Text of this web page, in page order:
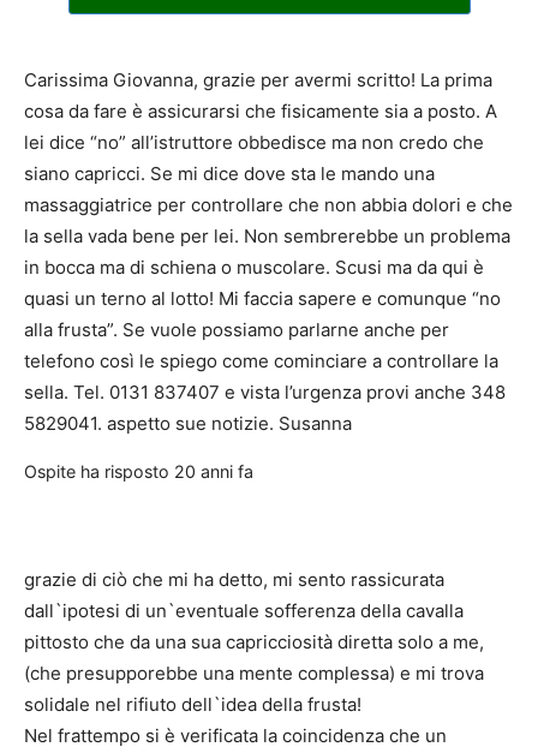
Carissima Giovanna, grazie per avermi scritto! La prima
cosa da fare è assicurarsi che fisicamente sia a posto. A
lei dice “no” all’istruttore obbedisce ma non credo che
siano capricci. Se mi dice dove sta le mando una
massaggiatrice per controllare che non abbia dolori e che
la sella vada bene per lei. Non sembrerebbe un problema
in bocca ma di schiena o muscolare. Scusi ma da qui è
quasi un terno al lotto! Mi faccia sapere e comunque “no
alla frusta”. Se vuole possiamo parlarne anche per
telefono così le spiego come cominciare a controllare la
sella. Tel. 0131 837407 e vista l’urgenza provi anche 348
5829041. aspetto sue notizie. Susanna
Ospite ha risposto 20 anni fa
grazie di ciò che mi ha detto, mi sento rassicurata
dall`ipotesi di un`eventuale sofferenza della cavalla
pittosto che da una sua capricciosità diretta solo a me,
(che presupporebbe una mente complessa) e mi trova
solidale nel rifiuto dell`idea della frusta!
Nel frattempo si è verificata la coincidenza che un